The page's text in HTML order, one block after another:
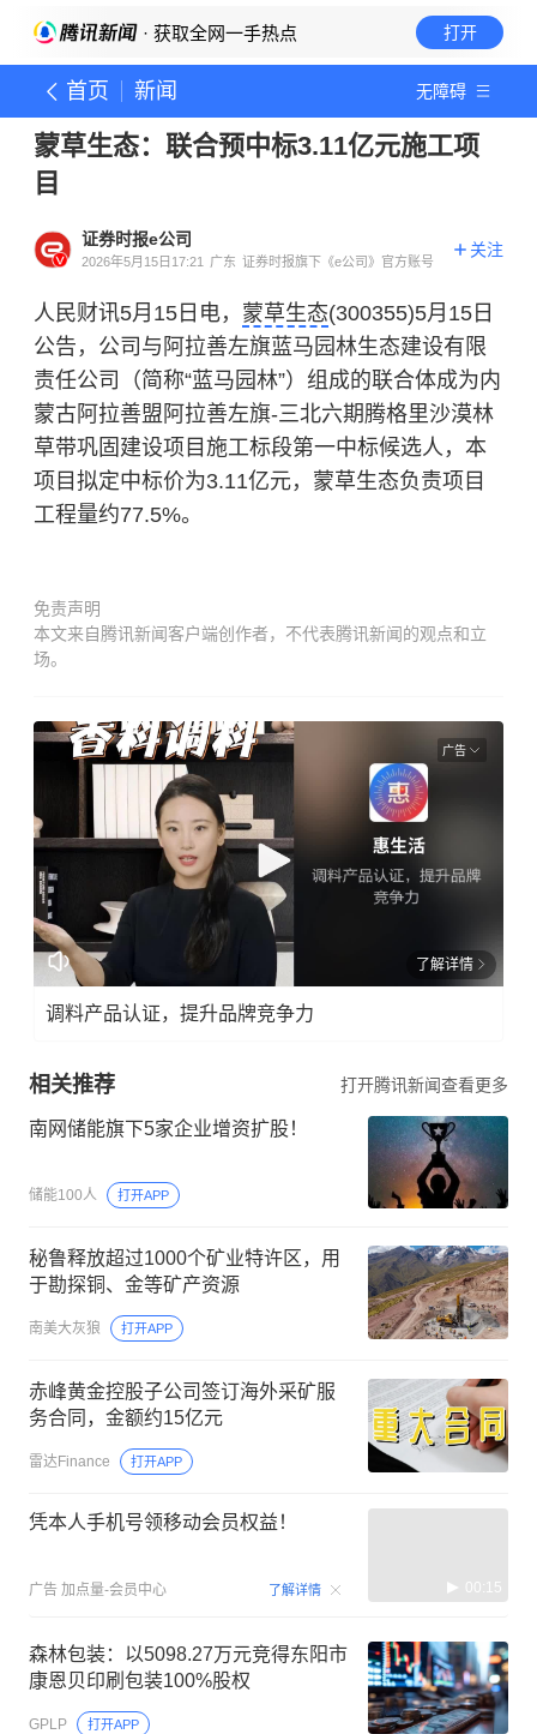
· 获取全网一手热点 打开
首页 新闻 无障碍
蒙草生态：联合预中标3.11亿元施工项
目
证券时报e公司
2026年5月15日17:21 广东 证券时报旗下《e公司》官方账号
关注
人民财讯5月15日电， 蒙草生态(300355)5月15日
公告，公司与阿拉善左旗蓝马园林生态建设有限
责任公司（简称“蓝马园林”）组成的联合体成为内
蒙古阿拉善盟阿拉善左旗-三北六期腾格里沙漠林
草带巩固建设项目施工标段第一中标候选人，本
项目拟定中标价为3.11亿元，蒙草生态负责项目
工程量约77.5%。
免责声明
本文来自腾讯新闻客户端创作者，不代表腾讯新闻的观点和立
场。
广告
了解详情
调料产品认证，提升品牌竞争力
相关推荐 打开腾讯新闻查看更多
南网储能旗下5家企业增资扩股！
储能100人 打开APP
秘鲁释放超过1000个矿业特许区，用
于勘探铜、金等矿产资源
南美大灰狼 打开APP
赤峰黄金控股子公司签订海外采矿服
务合同，金额约15亿元
雷达Finance 打开APP
凭本人手机号领移动会员权益！
广告 加点量-会员中心 了解详情 00:15
森林包装：以5098.27万元竞得东阳市
康恩贝印刷包装100%股权
GPLP 打开APP